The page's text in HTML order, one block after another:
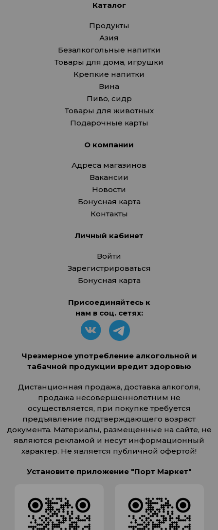
Каталог
Продукты
Азия
Безалкогольные напитки
Товары для дома, игрушки
Крепкие напитки
Вина
Пиво, сидр
Товары для животных
Подарочные карты
О компании
Адреса магазинов
Вакансии
Новости
Бонусная карта
Контакты
Личный кабинет
Войти
Зарегистрироваться
Бонусная карта
Присоединяйтесь к
нам в соц. сетях:
Чрезмерное употребление алкогольной и
табачной продукции вредит здоровью
Дистанционная продажа, доставка алкоголя,
продажа несовершеннолетним не
осуществляется, при покупке требуется
предъявление подтверждающего возраст
документа. Материалы, размещенные на сайте, не
являются рекламой и несут информационный
характер. Не является публичной офертой!
Установите приложение "Порт Маркет"